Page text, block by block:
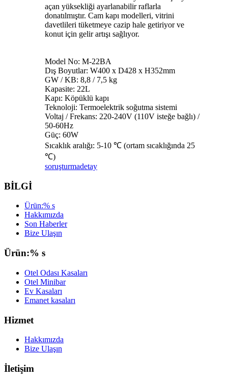
açan yüksekliği ayarlanabilir raflarla
donatılmıştır. Cam kapı modelleri, vitrini
davetlileri tüketmeye cazip hale getiriyor ve
konut için gelir artışı sağlıyor.
Model No: M-22BA
Dış Boyutlar: W400 x D428 x H352mm
GW / KB: 8,8 / 7,5 kg
Kapasite: 22L
Kapı: Köpüklü kapı
Teknoloji: Termoelektrik soğutma sistemi
Voltaj / Frekans: 220-240V (110V isteğe bağlı) /
50-60Hz
Güç: 60W
Sıcaklık aralığı: 5-10 ℃ (ortam sıcaklığında 25
℃)
soruşturmadetay
BİLGİ
Ürün:% s
Hakkımızda
Son Haberler
Bize Ulaşın
Ürün:% s
Otel Odası Kasaları
Otel Minibar
Ev Kasaları
Emanet kasaları
Hizmet
Hakkımızda
Bize Ulaşın
İletişim